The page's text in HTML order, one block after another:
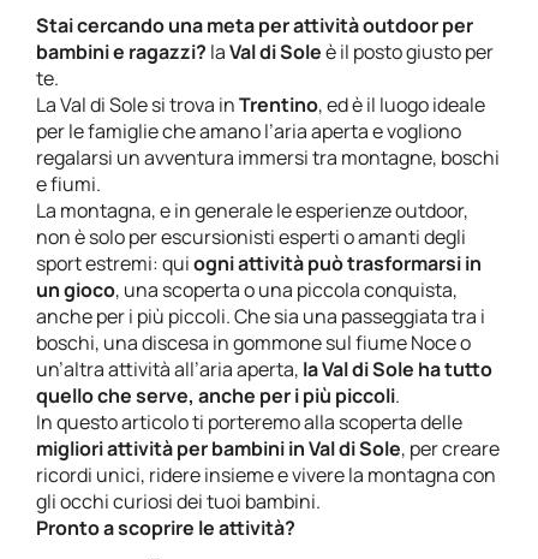
Stai cercando una meta per attività outdoor per
bambini e ragazzi? laVal di Soleè il posto giusto per
te.
La Val di Sole si trova inTrentino, ed è il luogo ideale
per le famiglie che amano l’aria aperta e vogliono
regalarsi un avventura immersi tra montagne, boschi
e fiumi.
La montagna, e in generale le esperienze outdoor,
non è solo per escursionisti esperti o amanti degli
sport estremi: quiogni attività può trasformarsi in
un gioco, una scoperta o una piccola conquista,
anche per i più piccoli. Che sia una passeggiata tra i
boschi, una discesa in gommone sul fiume Noce o
un’altra attività all’aria aperta, la Val di Sole ha tutto
quello che serve, anche per i più piccoli.
In questo articolo ti porteremo alla scoperta delle
migliori attività per bambini in Val di Sole, per creare
ricordi unici, ridere insieme e vivere la montagna con
gli occhi curiosi dei tuoi bambini.
Pronto a scoprire le attività?